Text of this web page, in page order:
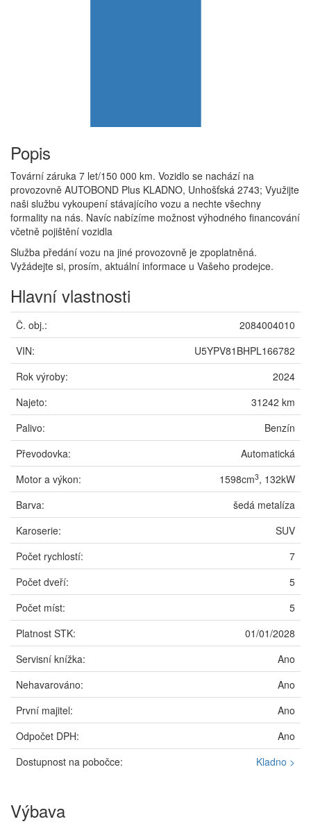
Popis
Tovární záruka 7 let/150 000 km. Vozidlo se nachází na
provozovně AUTOBOND Plus KLADNO, Unhošťská 2743; Využijte
naši službu vykoupení stávajícího vozu a nechte všechny
formality na nás. Navíc nabízíme možnost výhodného financování
včetně pojištění vozidla
Služba předání vozu na jiné provozovně je zpoplatněná.
Vyžádejte si, prosím, aktuální informace u Vašeho prodejce.
Hlavní vlastnosti
Č. obj.:
2084004010
VIN:
U5YPV81BHPL166782
Rok výroby:
2024
Najeto:
31242 km
Palivo:
Benzín
Převodovka:
Automatická
Motor a výkon:
1598cm3, 132kW
Barva:
šedá metalíza
Karoserie:
SUV
Počet rychlostí:
7
Počet dveří:
5
Počet míst:
5
Platnost STK:
01/01/2028
Servisní knížka:
Ano
Nehavarováno:
Ano
První majitel:
Ano
Odpočet DPH:
Ano
Dostupnost na pobočce:
Kladno >
Výbava